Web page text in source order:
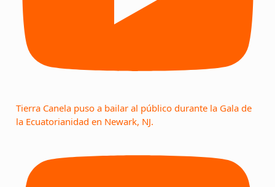
Tierra Canela puso a bailar al público durante la Gala de
la Ecuatorianidad en Newark, NJ.